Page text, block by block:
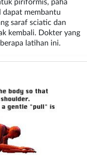
piriformis, paha
dapat membantu
saraf sciatic dan
kembali. Dokter yang
latihan ini.